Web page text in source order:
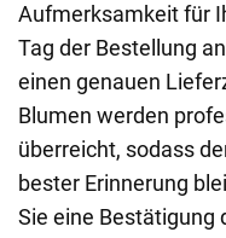
Aufmerksamkeit für
Tag der Bestellung
einen genauen
Blumen werden
überreicht, sodass
bester Erinnerung
Sie eine Bestätigung